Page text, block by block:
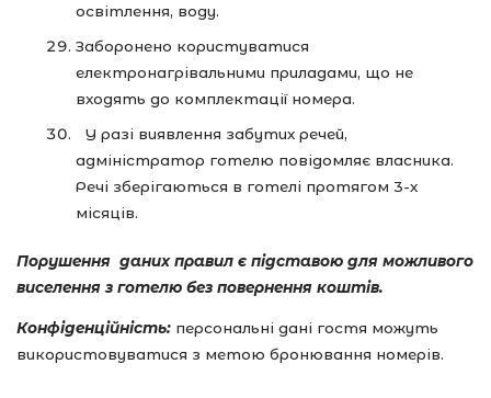
освітлення, воду.
Заборонено користуватися
електронагрівальними приладами, що не
входять до комплектації номера.
У разі виявлення забутих речей,
адміністратор готелю повідомляє власника.
Речі зберігаються в готелі протягом 3-х
місяців.
Порушення даних правил є підставою для можливого
виселення з готелю без повернення коштів.
Конфіденційність: персональні дані гостя можуть
використовуватися з метою бронювання номерів.